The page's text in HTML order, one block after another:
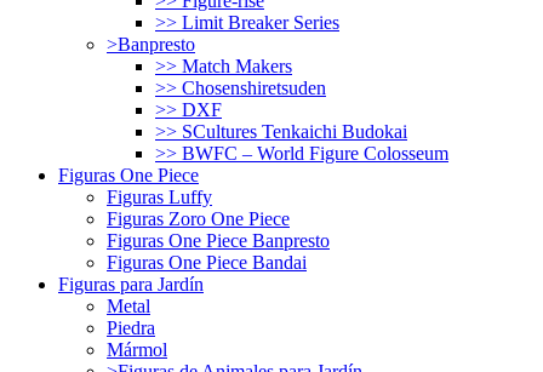
>> Limit Breaker Series
>Banpresto
>> Match Makers
>> Chosenshiretsuden
>> DXF
>> SCultures Tenkaichi Budokai
>> BWFC – World Figure Colosseum
Figuras One Piece
Figuras Luffy
Figuras Zoro One Piece
Figuras One Piece Banpresto
Figuras One Piece Bandai
Figuras para Jardín
Metal
Piedra
Mármol